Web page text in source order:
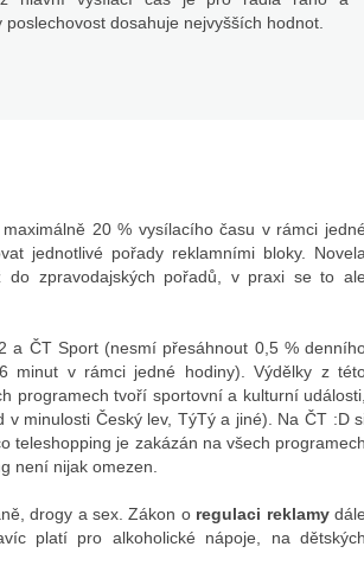
poslechovost dosahuje nejvyšších hodnot.
20 % vysílacího času v rámci jedné
jednotlivé pořady reklamními bloky. Novela
do zpravodajských pořadů, v praxi se to ale
a ČT Sport (nesmí přesáhnout 0,5 %
minut v rámci jedné hodiny). Výdělky z
programech tvoří sportovní a kulturní události,
minulosti Český lev, TýTý a jiné). Na ČT :D
teleshopping je zakázán na všech programech
není nijak omezen.
drogy a sex. Zákon o regulaci reklamydále
platí pro alkoholické nápoje, na dětských